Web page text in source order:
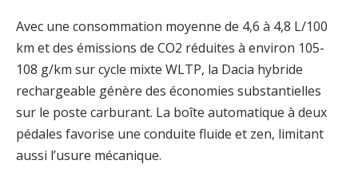
Avec une consommation moyenne de 4,6 à 4,8 L/100
km et des émissions de CO2 réduites à environ 105-
108 g/km sur cycle mixte WLTP, la Dacia hybride
rechargeable génère des économies substantielles
sur le poste carburant. La boîte automatique à deux
pédales favorise une conduite fluide et zen, limitant
aussi l’usure mécanique.